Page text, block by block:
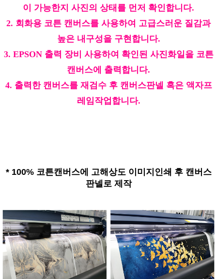
이 가능한지 사진의 상태를 먼저 확인합니다.
2. 회화용 코튼 캔버스를 사용하여 고급스러운 질감과
높은 내구성을 구현합니다.
3. EPSON 출력 장비 사용하여 확인된 사진화일을 코튼
캔버스에 출력합니다.
4. 출력한 캔버스를 재검수 후 캔버스판넬 혹은 액자프
레임작업합니다.
* 100% 코튼캔버스에 고해상도 이미지인쇄 후 캔버스
판넬로 제작